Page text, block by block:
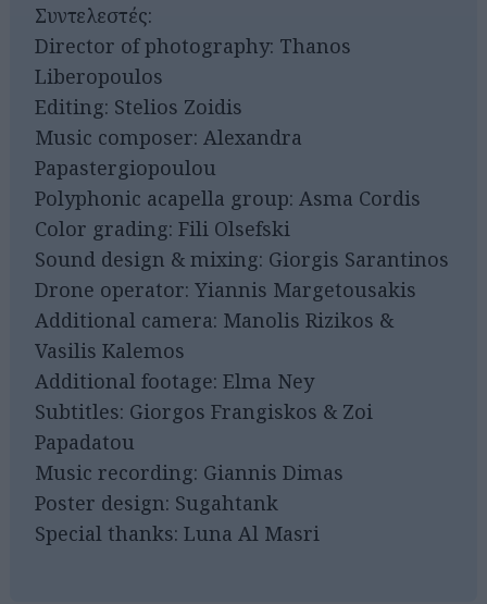
Συντελεστές:
Director of photography: Thanos
Liberopoulos
Editing: Stelios Zoidis
Music composer: Alexandra
Papastergiopoulou
Polyphonic acapella group: Asma Cordis
Color grading: Fili Olsefski
Sound design & mixing: Giorgis Sarantinos
Drone operator: Yiannis Margetousakis
Additional camera: Manolis Rizikos &
Vasilis Kalemos
Additional footage: Elma Ney
Subtitles: Giorgos Frangiskos & Zoi
Papadatou
Music recording: Giannis Dimas
Poster design: Sugahtank
Special thanks: Luna Al Masri